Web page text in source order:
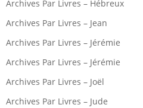
Archives Par Livres – Hébreux
Archives Par Livres – Jean
Archives Par Livres – Jérémie
Archives Par Livres – Jérémie
Archives Par Livres – Joël
Archives Par Livres – Jude